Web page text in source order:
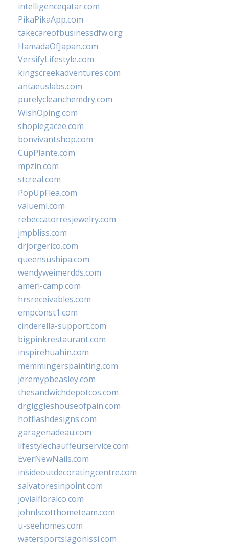
intelligenceqatar.com
PikaPikaApp.com
takecareofbusinessdfw.org
HamadaOfJapan.com
VersifyLifestyle.com
kingscreekadventures.com
antaeuslabs.com
purelycleanchemdry.com
WishOping.com
shoplegacee.com
bonvivantshop.com
CupPlante.com
mpzin.com
stcreal.com
PopUpFlea.com
valueml.com
rebeccatorresjewelry.com
jmpbliss.com
drjorgerico.com
queensushipa.com
wendyweimerdds.com
ameri-camp.com
hrsreceivables.com
empconst1.com
cinderella-support.com
bigpinkrestaurant.com
inspirehuahin.com
memmingerspainting.com
jeremypbeasley.com
thesandwichdepotcos.com
drgiggleshouseofpain.com
hotflashdesigns.com
garagenadeau.com
lifestylechauffeurservice.com
EverNewNails.com
insideoutdecoratingcentre.com
salvatoresinpoint.com
jovialfloralco.com
johnlscotthometeam.com
u-seehomes.com
watersportslagonissi.com